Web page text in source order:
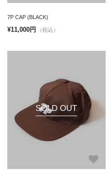
7P CAP (BLACK)
¥11,000円 （税込）
SOLD OUT